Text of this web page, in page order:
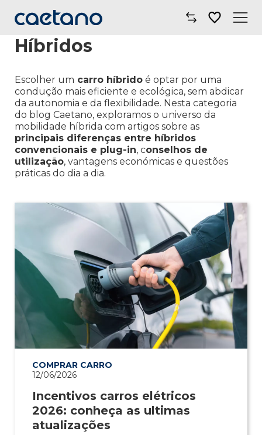
Oficinas
Campanhas
Electric Move
Mobilidade
Onde Estamos
Híbridos
Escolher um carro híbrido é optar por uma
condução mais eficiente e ecológica, sem abdicar
da autonomia e da flexibilidade. Nesta categoria
do blog Caetano, exploramos o universo da
mobilidade híbrida com artigos sobre as
principais diferenças entre híbridos
convencionais e plug-in, conselhos de
utilização, vantagens económicas e questões
práticas do dia a dia.
COMPRAR CARRO
12/06/2026
Incentivos carros elétricos
2026: conheça as ultimas
atualizações